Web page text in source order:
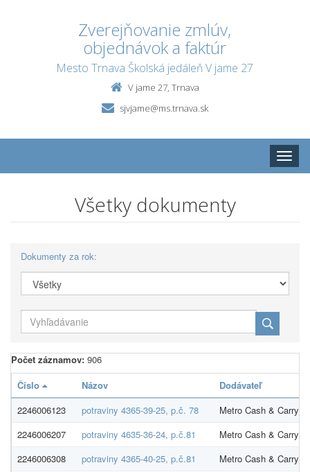
Zverejňovanie zmlúv,
objednávok a faktúr
Mesto Trnava Školská jedáleň V jame 27
V jame 27, Trnava
sjvjame@ms.trnava.sk
Toggle
Všetky dokumenty
Dokumenty za rok:
Počet záznamov: 906
Číslo
Názov
Dodávateľ
2246006123
potraviny 4365-39-25, p.č. 78
Metro Cash & Carry
2246006207
potraviny 4635-36-24, p.č.81
Metro Cash & Carry
2246006308
potraviny 4365-40-25, p.č.81
Metro Cash & Carry